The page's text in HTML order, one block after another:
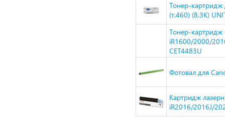
Тонер-картридж
(т,460) (8,3К)
Тонер-картридж
iR1600/2000/
CET4483U
Фотовал для
Картридж
iR2016/2016J/